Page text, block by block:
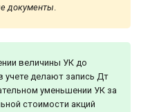
документы.
величины УК до
учете делают запись Дт
уменьшении УК за
стоимости акций